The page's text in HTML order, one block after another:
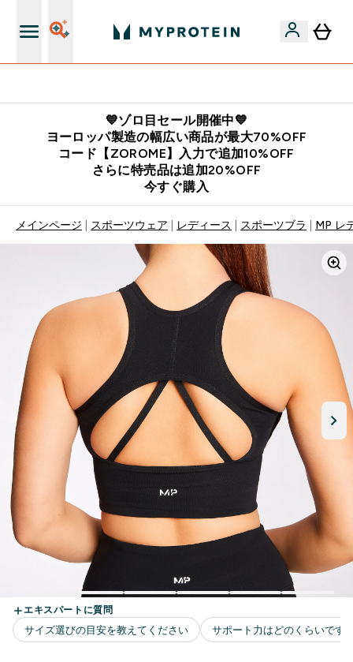
💙ゾロ目セール開催中💙
ヨーロッパ製造の幅広い商品が最大70%OFF
コード【ZOROME】入力で追加10%OFF
さらに特売品は追加20%OFF
今すぐ購入
メインページ スポーツウェア レディース スポーツブラ MP レ